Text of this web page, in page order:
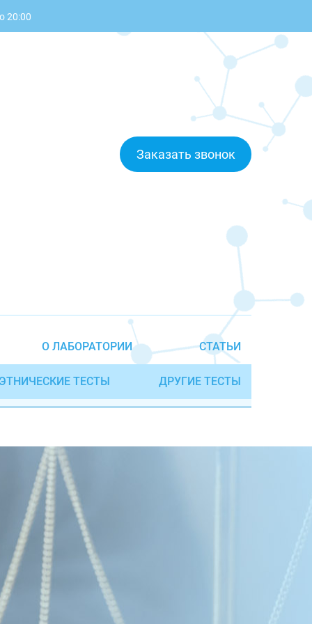
20:00
Заказать звонок
О ЛАБОРАТОРИИ СТАТЬИ
ТЕСТЫ ДРУГИЕ ТЕСТЫ